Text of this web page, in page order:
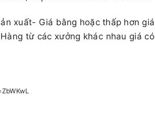
xuất- Giá bằng hoặc thấp hơn giá
từ các xưởng khác nhau giá có